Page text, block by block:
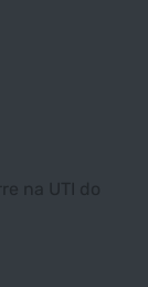
na UTI do